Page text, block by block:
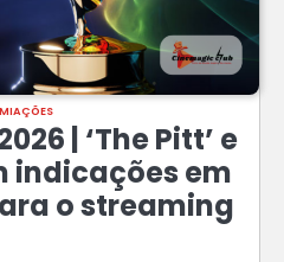
| ‘The Pitt’ e
indicações em
o streaming